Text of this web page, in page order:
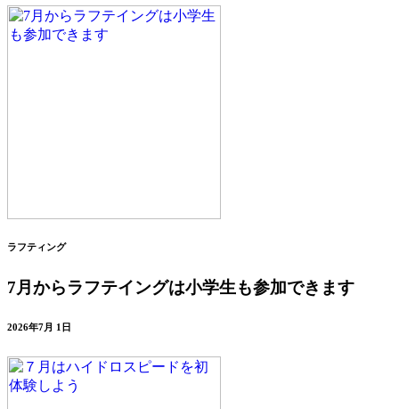
ラフティング
7月からラフテイングは小学生も参加できます
2026年7月 1日